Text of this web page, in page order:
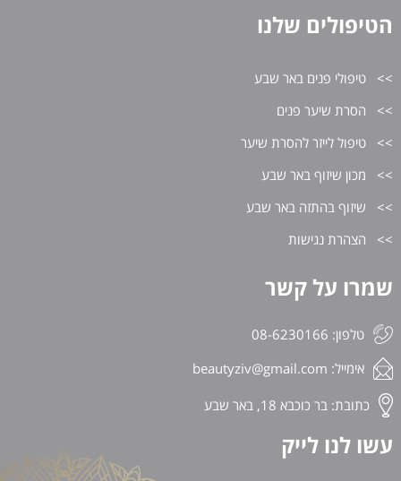
הטיפולים שלנו
טיפולי פנים באר שבע
הסרת שיער פנים
טיפול לייזר להסרת שיער
מכון שיזוף באר שבע
שיזוף בהתזה באר שבע
הצהרת נגישות
שמרו על קשר
טלפון: 08-6230166
אימייל: beautyziv@gmail.com
כתובת: בר כוכבא 18, באר שבע
עשו לנו לייק